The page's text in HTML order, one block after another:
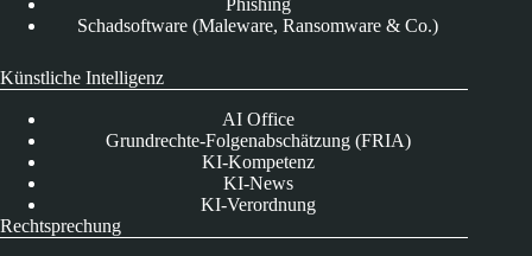
Phishing
Schadsoftware (Maleware, Ransomware & Co.)
Künstliche Intelligenz
AI Office
Grundrechte-Folgenabschätzung (FRIA)
KI-Kompetenz
KI-News
KI-Verordnung
Rechtsprechung